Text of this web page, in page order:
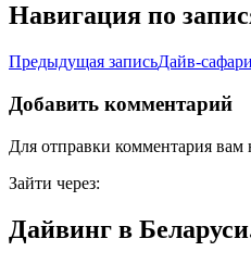
Навигация по
Предыдущая записьДайв-
Добавить комментарий
Для отправки комментария вам
Зайти через:
Дайвинг в